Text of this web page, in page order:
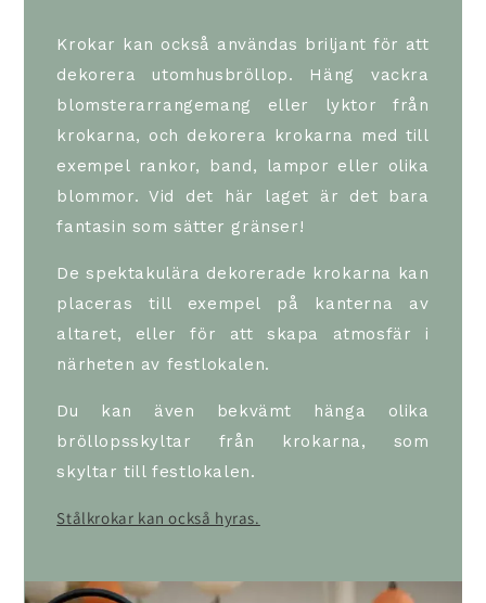
Krokar kan också användas briljant för att
dekorera utomhusbröllop. Häng vackra
blomsterarrangemang eller lyktor från
krokarna, och dekorera krokarna med till
exempel rankor, band, lampor eller olika
blommor. Vid det här laget är det bara
fantasin som sätter gränser!
De spektakulära dekorerade krokarna kan
placeras till exempel på kanterna av
altaret, eller för att skapa atmosfär i
närheten av festlokalen.
Du kan även bekvämt hänga olika
bröllopsskyltar från krokarna, som
skyltar till festlokalen.
Stålkrokar kan också hyras.